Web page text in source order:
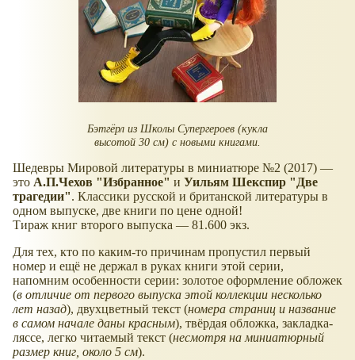
Бэтгёрл из Школы Супергероев (кукла
высотой 30 см) с новыми книгами.
Шедевры Мировой литературы в миниатюре №2 (2017) —
это А.П.Чехов "Избранное" и Уильям Шекспир "Две
трагедии". Классики русской и британской литературы в
одном выпуске, две книги по цене одной!
Тираж книг второго выпуска — 81.600 экз.
Для тех, кто по каким-то причинам пропустил первый
номер и ещё не держал в руках книги этой серии,
напомним особенности серии: золотое оформление обложек
(в отличие от первого выпуска этой коллекции несколько
лет назад), двухцветный текст (номера страниц и название
в самом начале даны красным), твёрдая обложка, закладка-
ляссе, легко читаемый текст (несмотря на миниатюрный
размер книг, около 5 см).